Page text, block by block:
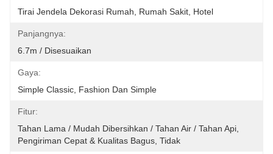
Tirai Jendela Dekorasi Rumah, Rumah Sakit, Hotel
Panjangnya:
6.7m / Disesuaikan
Gaya:
Simple Classic, Fashion Dan Simple
Fitur:
Tahan Lama / Mudah Dibersihkan / Tahan Air / Tahan Api,
Pengiriman Cepat & Kualitas Bagus, Tidak